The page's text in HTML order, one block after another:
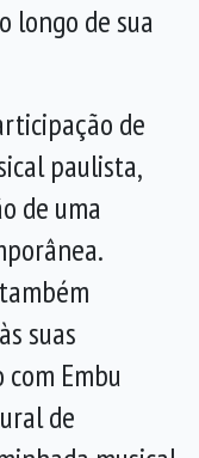
longo de sua
de
paulista,
de uma
suas
Embu
de